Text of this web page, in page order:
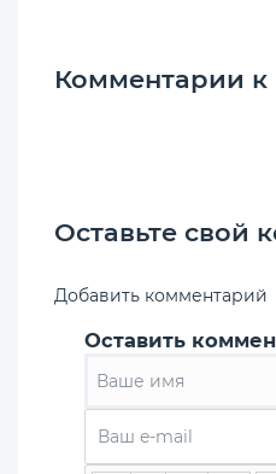
Комментарии
Оставьте свой
Добавить комментарий
Оставить